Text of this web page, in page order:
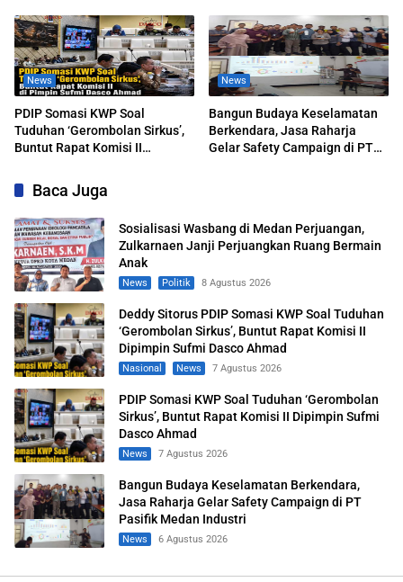
Dasco Ahmad
News
PDIP Somasi KWP Soal
Tuduhan ‘Gerombolan Sirkus’,
Buntut Rapat Komisi II
News
Bangun Budaya Keselamatan
Berkendara, Jasa Raharja
Gelar Safety Campaign di PT
Baca Juga
Sosialisasi Wasbang di Medan Perjuangan,
Zulkarnaen Janji Perjuangkan Ruang Bermain
Anak
News Politik 8 Agustus 2026
Deddy Sitorus PDIP Somasi KWP Soal Tuduhan
‘Gerombolan Sirkus’, Buntut Rapat Komisi II
Dipimpin Sufmi Dasco Ahmad
Nasional News 7 Agustus 2026
PDIP Somasi KWP Soal Tuduhan ‘Gerombolan
Sirkus’, Buntut Rapat Komisi II Dipimpin Sufmi
Dasco Ahmad
News 7 Agustus 2026
Bangun Budaya Keselamatan Berkendara,
Jasa Raharja Gelar Safety Campaign di PT
Pasifik Medan Industri
News 6 Agustus 2026